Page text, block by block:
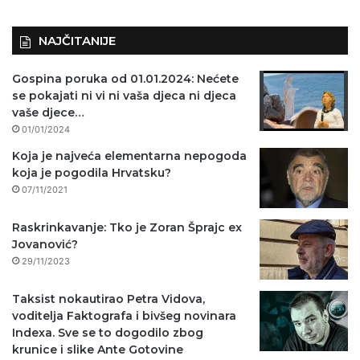
NAJČITANIJE
Gospina poruka od 01.01.2024: Nećete
se pokajati ni vi ni vaša djeca ni djeca
vaše djece…
01/01/2024
Koja je najveća elementarna nepogoda
koja je pogodila Hrvatsku?
07/11/2021
Raskrinkavanje: Tko je Zoran Šprajc ex
Jovanović?
29/11/2023
Taksist nokautirao Petra Vidova,
voditelja Faktografa i bivšeg novinara
Indexa. Sve se to dogodilo zbog
krunice i slike Ante Gotovine